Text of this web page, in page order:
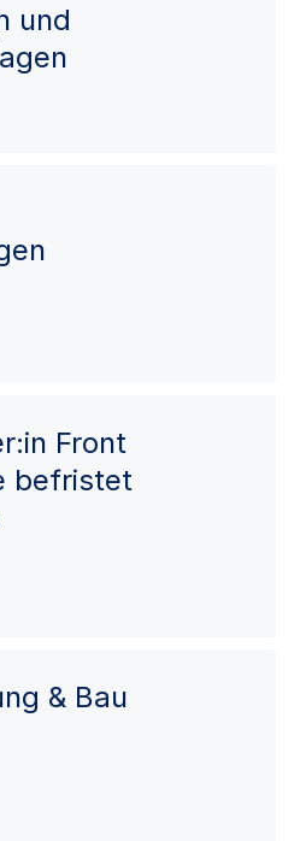
und
Front
befristet
& Bau